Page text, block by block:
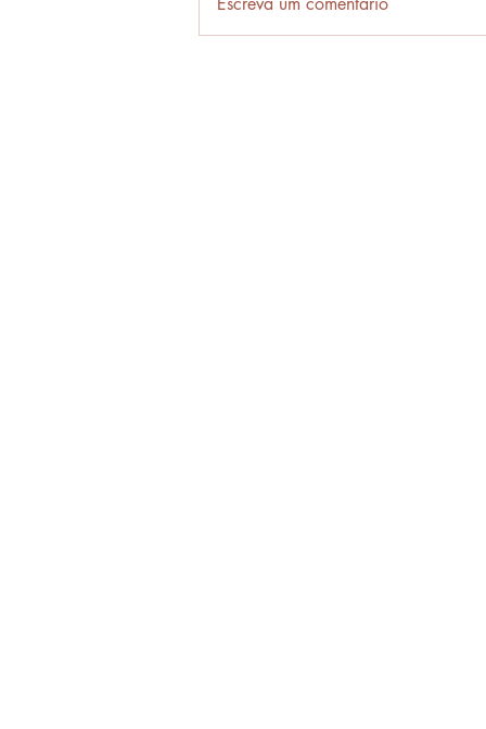
verbos da língua portuguesa.
MODO INDICATIVO...